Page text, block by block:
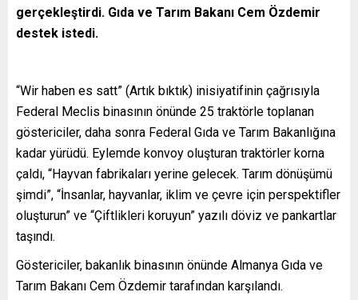
gerçekleştirdi. Gıda ve Tarım Bakanı Cem Özdemir
destek istedi.
“Wir haben es satt” (Artık bıktık) inisiyatifinin çağrısıyla
Federal Meclis binasının önünde 25 traktörle toplanan
göstericiler, daha sonra Federal Gıda ve Tarım Bakanlığına
kadar yürüdü. Eylemde konvoy oluşturan traktörler korna
çaldı, “Hayvan fabrikaları yerine gelecek. Tarım dönüşümü
şimdi”, “İnsanlar, hayvanlar, iklim ve çevre için perspektifler
oluşturun” ve “Çiftlikleri koruyun” yazılı döviz ve pankartlar
taşındı.
Göstericiler, bakanlık binasının önünde Almanya Gıda ve
Tarım Bakanı Cem Özdemir tarafından karşılandı.